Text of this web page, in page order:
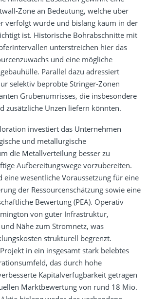
Zone an Bedeutung, welche über
verfolgt wurde und bislang kaum in der
ist. Historische Bohrabschnitte mit
unterstreichen hier das
und eine mögliche
Parallel dazu adressiert
selektiv beprobte Stringer-Zonen
Grubenumrisses, die insbesondere
zusätzliche Unzen liefern könnten.
investiert das Unternehmen
und metallurgische
die Metallverteilung besser zu
Aufbereitungswege vorzubereiten.
eine wesentliche Voraussetzung für eine
der Ressourcenschätzung sowie eine
Bewertung (PEA). Operativ
von guter Infrastruktur,
Nähe zum Stromnetz, was
strukturell begrenzt.
in ein insgesamt stark belebtes
das durch hohe
Kapitalverfügbarkeit getragen
Marktbewertung von rund 18 Mio.